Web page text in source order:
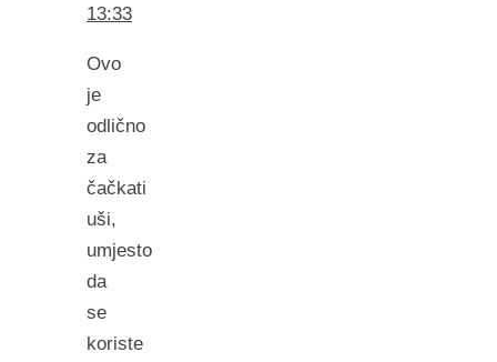
13:33
Ovo
je
odlično
za
čačkati
uši,
umjesto
da
se
koriste